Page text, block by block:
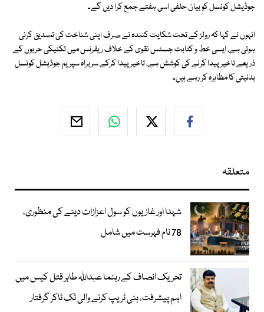
جوڈیشل کونسل کو بیان حلفی اسی ہفتے جمع کرا دیں گے۔
انہوں نے کہا کہ رولز کے تحت شکایت کنندہ نے صرف اپنی شناخت کی تصدیق کرنی
ہوتی ہے، ایسی خط و کتابت جسٹس نقوی کے خلاف ریفرنس میں تکنیکی حربوں کے
ذریعے تاخیر پیدا کرنے کی کوشش ہے، تاخیر پیدا کرکے سربراہ سپریم جوڈیشل کونسل
بدنیتی کا مظاہرہ کر رہے ہیں۔
متعلقہ
شہدا اور غازیوں کو سول اعزازات دینے کی منظوری،
78 نام فہرست میں شامل
تحریک انصاف کے رہنما عبداللہ طاہر قتل کیس میں
اہم پیشرفت، ہنی ٹریپ کرنے والی ٹک ٹاکر گرفتار